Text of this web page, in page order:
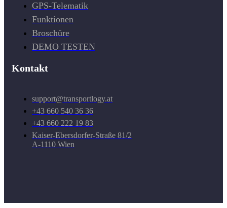
GPS-Telematik
Funktionen
Broschüre
DEMO TESTEN
Kontakt
support@transportlogy.at
+43 660 540 36 36
+43 660 222 19 83
Kaiser-Ebersdorfer-Straße 81/2
A-1110 Wien